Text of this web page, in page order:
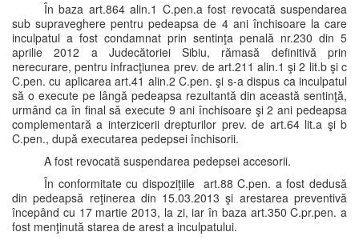
În baza art.864 alin.1 C.pen.a fost revocată suspendarea
sub supraveghere pentru pedeapsa de 4 ani închisoare la care
inculpatul a fost condamnat prin sentinţa penală nr.230 din 5
aprilie 2012 a Judecătoriei Sibiu, rămasă definitivă prin
nerecurare, pentru infracţiunea prev. de art.211 alin.1 şi 2 lit.b şi c
C.pen. cu aplicarea art.41 alin.2 C.pen. şi s-a dispus ca inculpatul
să o execute pe lângă pedeapsa rezultantă din această sentinţă,
urmând ca în final să execute 9 ani închisoare şi 2 ani pedeapsa
complementară a interzicerii drepturilor prev. de art.64 lit.a şi b
C.pen., după executarea pedepsei închisorii.
A fost revocată suspendarea pedepsei accesorii.
În conformitate cu dispoziţiile art.88 C.pen. a fost dedusă
din pedeapsă reţinerea din 15.03.2013 şi arestarea preventivă
începând cu 17 martie 2013, la zi, iar în baza art.350 C.pr.pen. a
fost menţinută starea de arest a inculpatului.